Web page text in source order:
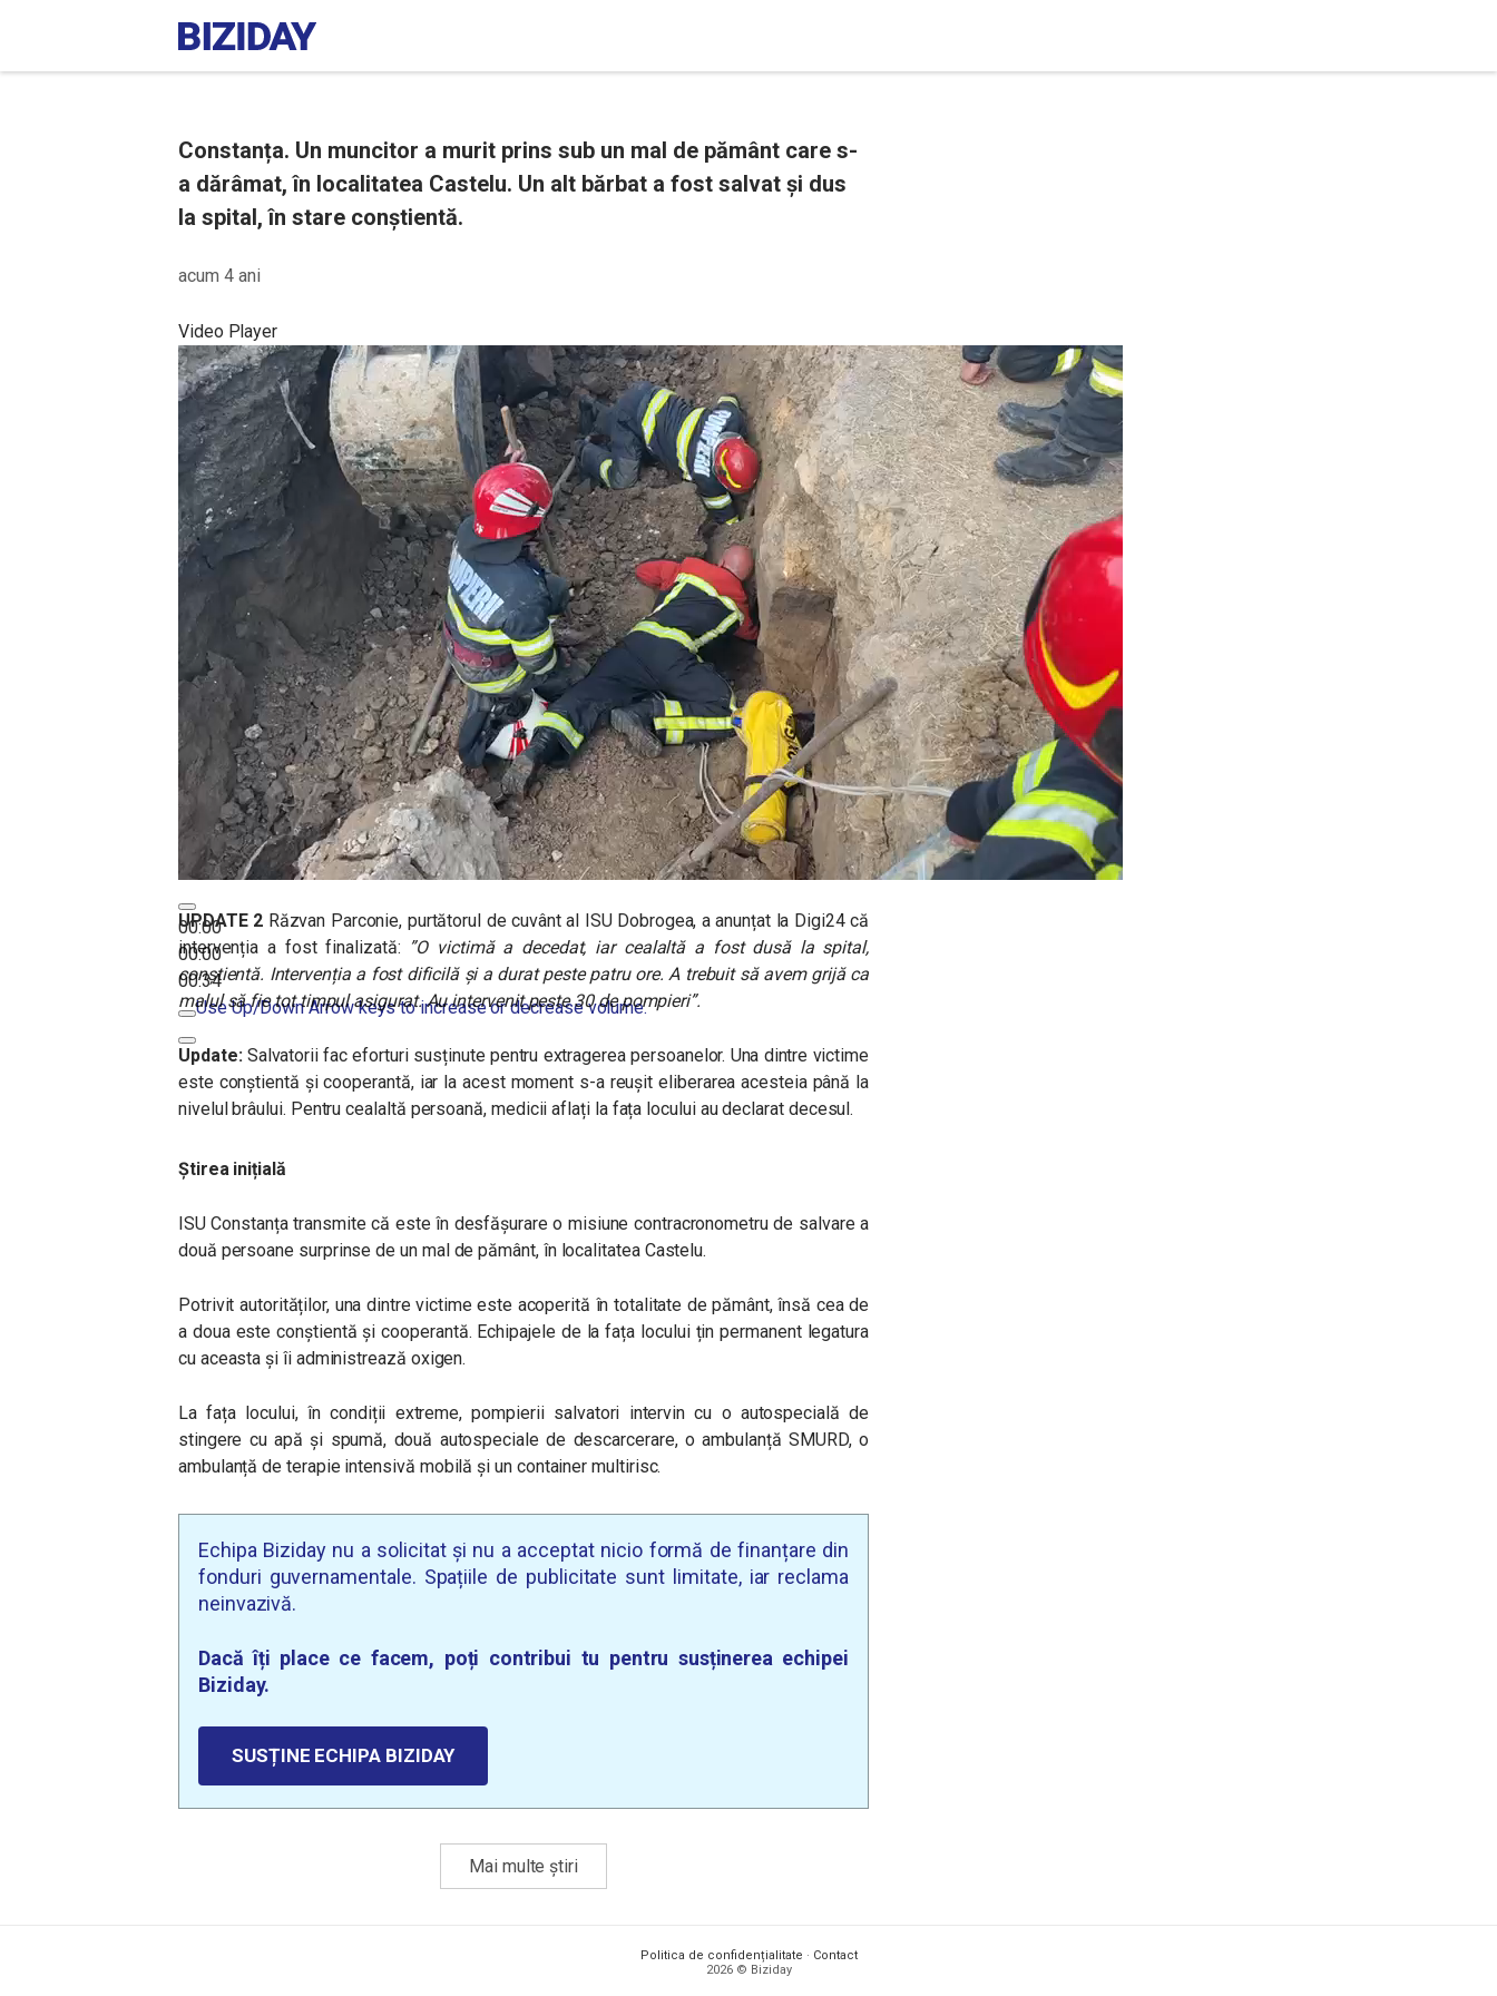
Constanța. Un muncitor a murit prins sub un mal de pământ care s-
a dărâmat, în localitatea Castelu. Un alt bărbat a fost salvat și dus
la spital, în stare conștientă.
acum 4 ani
Video Player
00:00
00:00
00:34
Use Up/Down Arrow keys to increase or decrease volume.
UPDATE 2 Răzvan Parconie, purtătorul de cuvânt al ISU Dobrogea, a anunțat la Digi24 că
intervenția a fost finalizată: ”O victimă a decedat, iar cealaltă a fost dusă la spital,
conștientă. Intervenția a fost dificilă și a durat peste patru ore. A trebuit să avem grijă ca
malul să fie tot timpul asigurat. Au intervenit peste 30 de pompieri”.
Update:Salvatorii fac eforturi susținute pentru extragerea persoanelor. Una dintre victime
este conștientă și cooperantă, iar la acest moment s-a reușit eliberarea acesteia până la
nivelul brâului. Pentru cealaltă persoană, medicii aflați la fața locului au declarat decesul.
Știrea inițială
ISU Constanța transmite că este în desfășurare o misiune contracronometru de salvare a
două persoane surprinse de un mal de pământ, în localitatea Castelu.
Potrivit autorităților, una dintre victime este acoperită în totalitate de pământ, însă cea de
a doua este conștientă și cooperantă. Echipajele de la fața locului țin permanent legatura
cu aceasta și îi administrează oxigen.
La fața locului, în condiții extreme, pompierii salvatori intervin cu o autospecială de
stingere cu apă și spumă, două autospeciale de descarcerare, o ambulanță SMURD, o
ambulanță de terapie intensivă mobilă și un container multirisc.
Echipa Biziday nu a solicitat și nu a acceptat nicio formă de finanțare din
fonduri guvernamentale. Spațiile de publicitate sunt limitate, iar reclama
neinvazivă.
Dacă îți place ce facem, poți contribui tu pentru susținerea echipei
Biziday.
SUSȚINE ECHIPA BIZIDAY
Mai multe știri
Politica de confidențialitate · Contact
2026 © Biziday